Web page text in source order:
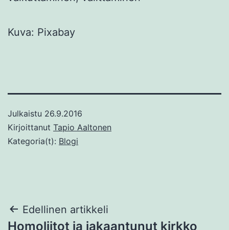
Kuva: Pixabay
Julkaistu 26.9.2016
Kirjoittanut Tapio Aaltonen
Kategoria(t): Blogi
Artikkelien
Edellinen artikkeli
Homoliitot ja jakaantunut kirkko